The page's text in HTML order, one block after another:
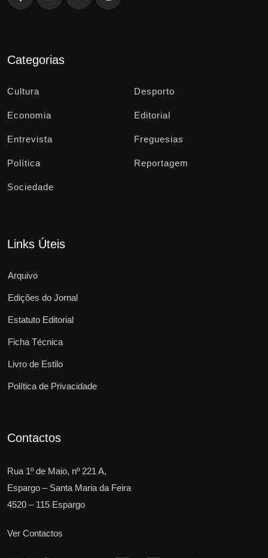
Categorias
Cultura Desporto
Economia Editorial
Entrevista Freguesias
Política Reportagem
Sociedade
Links Úteis
Arquivo
Edições do Jornal
Estatuto Editorial
Ficha Técnica
Livro de Estilo
Política de Privacidade
Contactos
Rua 1º de Maio, nº 221 A,
Espargo – Santa Maria da Feira
4520 – 115 Espargo
Ver Contactos